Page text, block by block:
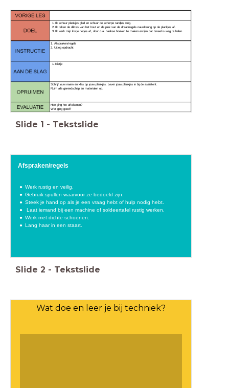
Ik werk mijn kistje netjes af, door o.a. haakse hoeken te maken en lijm dat teveel is weg te halen.
1. Afspraken/regels
2. Uitleg opdracht
Kistje
Schrijf jouw naam en klas op jouw plankjes. Lever jouw plankjes in bij de assistent.
Ruim alle gereedschap en materialen op.
Hoe ging het aftekenen?
Wat ging goed?
Slide 1 - Tekstslide
Afspraken/regels
Werk rustig en veilig.
Gebruik spullen waarvoor ze bedoeld zijn.
Steek je hand op als je een vraag hebt of hulp nodig hebt.
Laat iemand bij een machine of soldeertafel rustig werken.
Werk met dichte schoenen.
Lang haar in een staart.
Slide 2 - Tekstslide
Wat doe en leer je bij techniek?